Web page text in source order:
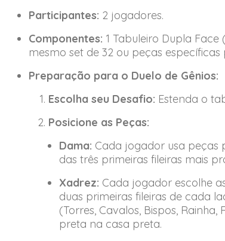
Participantes: 2 jogadores.
Componentes: 1 Tabuleiro Dupla Face
mesmo set de 32 ou peças
Preparação para o Duelo de Gênios:
Escolha seu Desafio: Estenda o
Posicione as Peças:
Dama: Cada jogador usa peças
das três primeiras fileiras mais
Xadrez: Cada jogador escolhe
duas primeiras fileiras de cada
(Torres, Cavalos, Bispos,
preta na casa preta.